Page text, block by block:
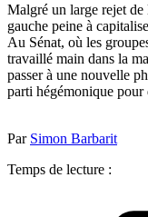
Malgré un large rejet de
gauche peine à
Au Sénat, où les
travaillé main dans la
passer à une nouvelle
parti hégémonique
Par Simon Barbarit
Temps de lecture :